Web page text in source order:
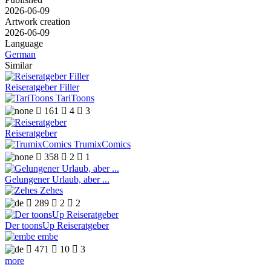
2026-06-09
Artwork creation
2026-06-09
Language
German
Similar
Reiseratgeber Filler
TariToons
 161  4  3
Reiseratgeber
TrumixComics
 358  2  1
Gelungener Urlaub, aber ...
Zehes
 289  2  2
Der toonsUp Reiseratgeber
embe
 471  10  3
more